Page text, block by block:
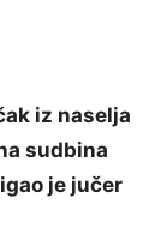
iz naselja
sudbina
je jučer